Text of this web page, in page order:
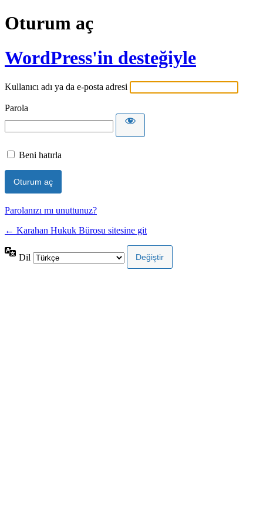
Oturum aç
WordPress'in desteğiyle
Kullanıcı adı ya da e-posta adresi
Parola
Beni hatırla
Parolanızı mı unuttunuz?
← Karahan Hukuk Bürosu sitesine git
Dil